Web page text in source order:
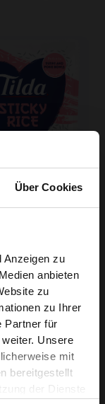
Über Cookies
Anzeigen zu
anbieten
zu
zu Ihrer
Partner für
Unsere
mit
bereitgestellt
der Dienste
Grain